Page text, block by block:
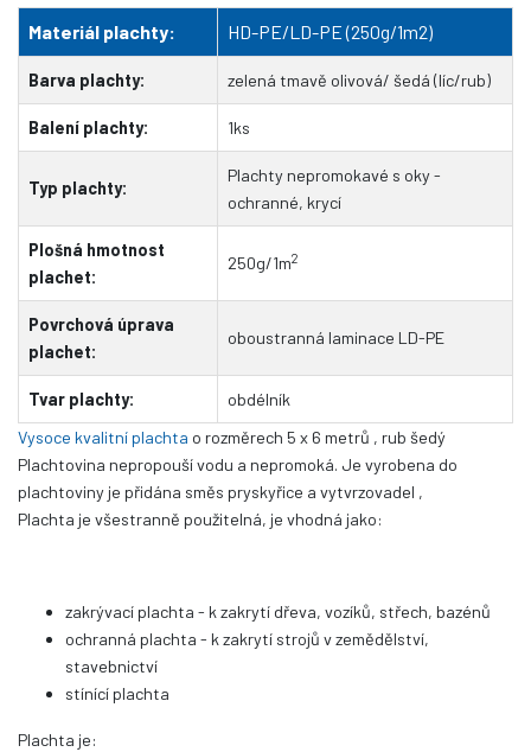
Materiál plachty: HD-PE/LD-PE (250g/1m2)
Barva plachty: zelená tmavě olivová/ šedá (líc/rub)
Balení plachty: 1ks
Typ plachty:
Plachty nepromokavé s oky -
ochranné, krycí
Plošná hmotnost
plachet:
250g/1m2
Povrchová úprava
plachet:
oboustranná laminace LD-PE
Tvar plachty:
obdélník
Vysoce kvalitní plachta o rozměrech 5 x 6 metrů , rub šedý
Plachtovina nepropouší vodu a nepromoká. Je vyrobena do
plachtoviny je přidána směs pryskyřice a vytvrzovadel ,
Plachta je všestranně použitelná, je vhodná jako:
zakrývací plachta - k zakrytí dřeva, vozíků, střech, bazénů
ochranná plachta - k zakrytí strojů v zemědělství,
stavebnictví
stínící plachta
Plachta je: